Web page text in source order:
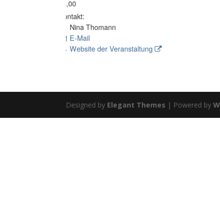
75,00
Kontakt:
Nina Thomann
E-Mail
Website der Veranstaltung
Designed by Elegant Themes | Powered by